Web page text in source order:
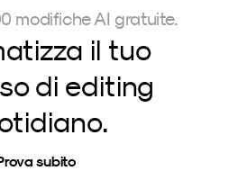
modifiche AI gratuite.
il tuo
di editing
subito